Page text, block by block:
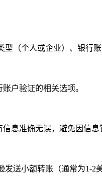
（个人或企业）、银行账
户验证的相关选项。
息准确无误，避免因信息
送小额转账（通常为1-2